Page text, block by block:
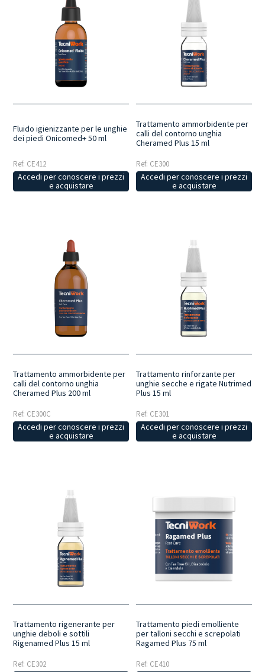
Fluido igienizzante per le unghie
dei piedi Onicomed+ 50 ml
Ref: CE412
Accedi per conoscere i prezzi
e acquistare
Trattamento ammorbidente per
calli del contorno unghia
Cheramed Plus 15 ml
Ref: CE300
Accedi per conoscere i prezzi
e acquistare
Trattamento ammorbidente per
calli del contorno unghia
Cheramed Plus 200 ml
Ref: CE300C
Accedi per conoscere i prezzi
e acquistare
Trattamento rinforzante per
unghie secche e rigate Nutrimed
Plus 15 ml
Ref: CE301
Accedi per conoscere i prezzi
e acquistare
Trattamento rigenerante per
unghie deboli e sottili
Rigenamed Plus 15 ml
Ref: CE302
Trattamento piedi emolliente
per talloni secchi e screpolati
Ragamed Plus 75 ml
Ref: CE410